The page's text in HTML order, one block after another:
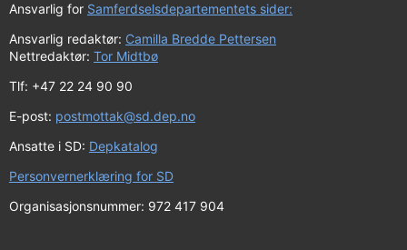
Ansvarlig for Samferdselsdepartementets sider:
Ansvarlig redaktør: Camilla Bredde Pettersen
Nettredaktør: Tor Midtbø
Tlf: +47 22 24 90 90
E-post: postmottak@sd.dep.no
Ansatte i SD: Depkatalog
Personvernerklæring for SD
Organisasjonsnummer: 972 417 904